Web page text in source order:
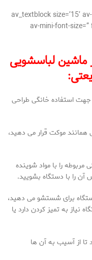
[av_textblock size=’15’
av-mini-font-size=”
ماشین لباسشویی
استفاده خانگی طراحی
موکت قرار می دهید،
مربوطه را با مواد شوینده
را با دستگاه بشویید.
برای شستشو می دهید،
نیاز به تمیز کردن دارد یا
تا از آسیب به آن ها